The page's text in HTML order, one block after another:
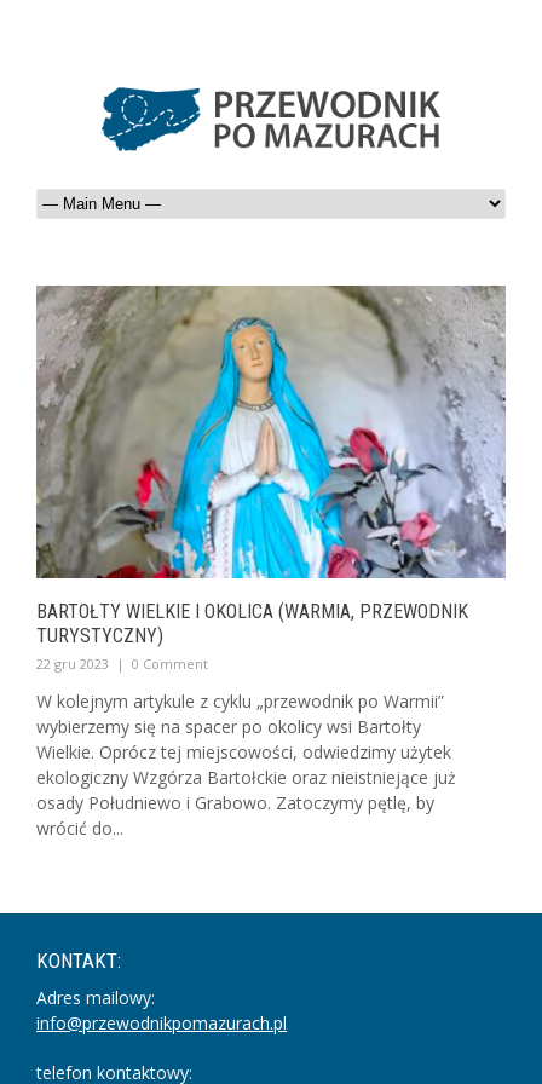
BARTOŁTY WIELKIE I OKOLICA (WARMIA, PRZEWODNIK
TURYSTYCZNY)
22 gru 2023 | 0 Comment
W kolejnym artykule z cyklu „przewodnik po Warmii”
wybierzemy się na spacer po okolicy wsi Bartołty
Wielkie. Oprócz tej miejscowości, odwiedzimy użytek
ekologiczny Wzgórza Bartołckie oraz nieistniejące już
osady Południewo i Grabowo. Zatoczymy pętlę, by
wrócić do...
KONTAKT:
Adres mailowy:
info@przewodnikpomazurach.pl
telefon kontaktowy: